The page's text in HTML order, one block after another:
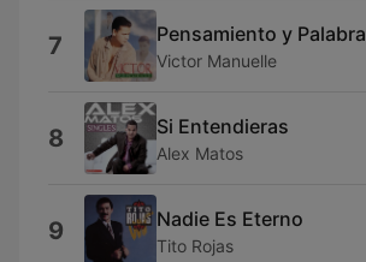
7 Pensamiento y Palabra
Victor Manuelle
8 Si Entendieras
Alex Matos
9 Nadie Es Eterno
Tito Rojas